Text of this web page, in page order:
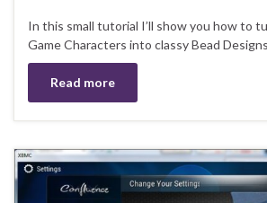
In this small tutorial I’ll show you how to
Game Characters into classy Bead
Read more